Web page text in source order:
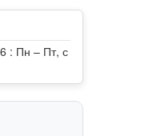
: Пн – Пт, с